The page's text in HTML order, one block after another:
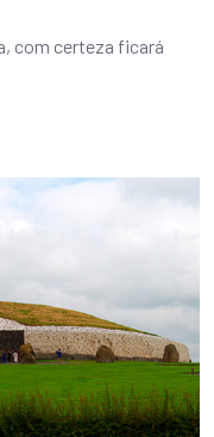
com certeza ficará